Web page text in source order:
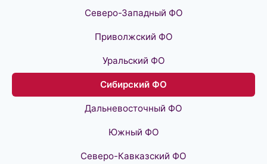
Северо-Западный ФО
Приволжский ФО
Уральский ФО
Сибирский ФО
Дальневосточный ФО
Южный ФО
Северо-Кавказский ФО